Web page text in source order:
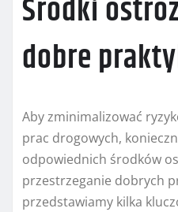
Środki
dobre
Aby zminimalizować
prac drogowych,
odpowiednich środków
przestrzeganie dobrych
przedstawiamy kilka